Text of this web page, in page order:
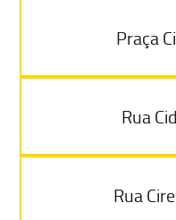
Praça
Rua
Rua